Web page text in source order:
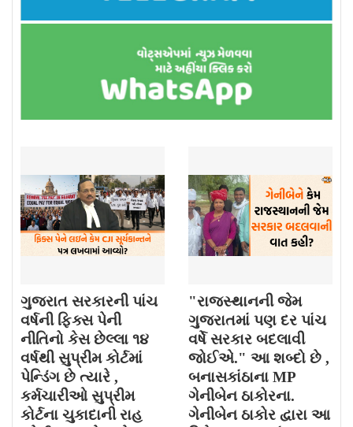
ગુજરાત સરકારની પાંચ
વર્ષની ફિક્સ પેની
નીતિનો કેસ છેલ્લા ૧૪
વર્ષથી સુપ્રીમ કોર્ટમાં
પેન્ડિંગ છે ત્યારે ,
કર્મચારીઓ સુપ્રીમ
કોર્ટના ચુકાદાની રાહ
"રાજસ્થાનની જેમ
ગુજરાતમાં પણ દર પાંચ
વર્ષે સરકાર બદલાવી
જોઈએ." આ શબ્દો છે ,
બનાસકાંઠાના MP
ગેનીબેન ઠાકોરના.
ગેનીબેન ઠાકોર દ્વારા આ